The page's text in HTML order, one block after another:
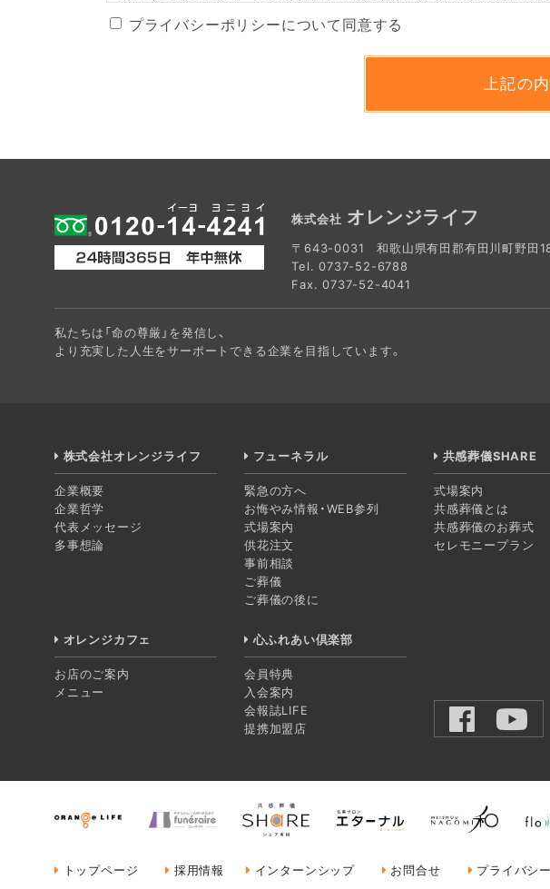
提供および商品の種類や数量、ご請求金額などの情報を利用します。
お客様に当社が行うキャンペーンや商品・サービスのご案内をするた
当社のサービス改善を行うために、お客様から寄せられたご意見やア
お客様からのご要望、お問い合わせに対する回答をするために、お客
2.個人情報の管理体制
当社は以下の体制で個人情報を管理します。
個人情報の利用を業務上必要な社員だけに制限し、個人情報が含まれ
システムに保存されている個人情報については、業務上必要な社員だ
アカウントとパスワードは漏えい、滅失のないよう厳重に管理します
措置を講じます。
3.第三者提供について
個人情報の取り扱いに関するお問い合わせ、苦情、ご相談につきまし
［開示等の受付窓口］
〒643-0031 和歌山県有田郡有田川町野田187
株式会社オレンジライフ 個人情報ご相談窓口担当
5.当サイトの「お悔み情報」について
社会通念上、通夜・葬儀・告別式の日時・場所を近隣住民、取引先
お悔み情報の二次利用他、その他のご利用は一切禁止いたします。
お悔み情報を許可なく転載・複製することを禁じます。
旧字体などの一部の文字は、コンピュータ処理の関係上、異なる場合が
プライバシーポリシーについて同意する
株式会社 オレンジライフ
〒643-0031 和歌山県有田郡有田川町野田
Tel.0737-52-6788
Fax. 0737-52-4041
私たちは「命の尊厳」を発信し、
より充実した人生をサーポートできる企業を目指しています。
株式会社オレンジライフ
企業概要
企業哲学
代表メッセージ
多事想論
フューネラル
緊急の方へ
お悔やみ情報・WEB参列
式場案内
供花注文
事前相談
ご葬儀
ご葬儀の後に
共感葬儀SHARE
式場案内
共感葬儀とは
共感葬儀のお葬式
セレモニープラン
オレンジカフェ
お店のご案内
メニュー
心ふれあい倶楽部
会員特典
入会案内
会報誌LIFE
提携加盟店
トップページ 採用情報 インターンシップ お問合せ プライバシ